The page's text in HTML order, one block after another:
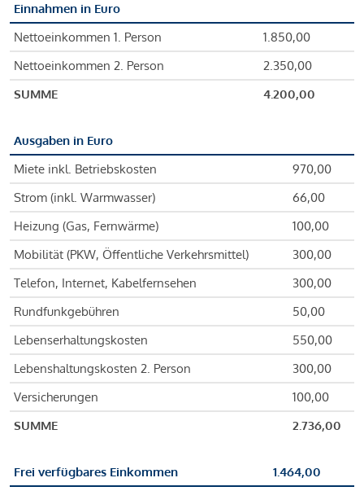
Einnahmen in Euro
Nettoeinkommen 1. Person
1.850,00
Nettoeinkommen 2. Person
2.350,00
SUMME
4.200,00
Ausgaben in Euro
Miete inkl. Betriebskosten
970,00
Strom (inkl. Warmwasser)
66,00
Heizung (Gas, Fernwärme)
100,00
Mobilität (PKW, Öffentliche Verkehrsmittel)
300,00
Telefon, Internet, Kabelfernsehen
300,00
Rundfunkgebühren
50,00
Lebenserhaltungskosten
550,00
Lebenshaltungskosten 2. Person
300,00
Versicherungen
100,00
SUMME
2.736,00
Frei verfügbares Einkommen 1.464,00